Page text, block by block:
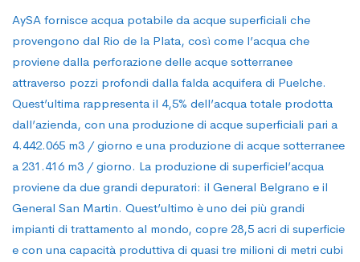
AySA fornisce acqua potabile da acque superficiali che
provengono dal Rio de la Plata, così come l’acqua che
proviene dalla perforazione delle acque sotterranee
attraverso pozzi profondi dalla falda acquifera di Puelche.
Quest’ultima rappresenta il 4,5% dell’acqua totale prodotta
dall’azienda, con una produzione di acque superficiali pari a
4.442.065 m3 / giorno e una produzione di acque sotterranee
a 231.416 m3 / giorno. La produzione di superficiel’acqua
proviene da due grandi depuratori: il General Belgrano e il
General San Martin. Quest’ultimo è uno dei più grandi
impianti di trattamento al mondo, copre 28,5 acri di superficie
e con una capacità produttiva di quasi tre milioni di metri cubi